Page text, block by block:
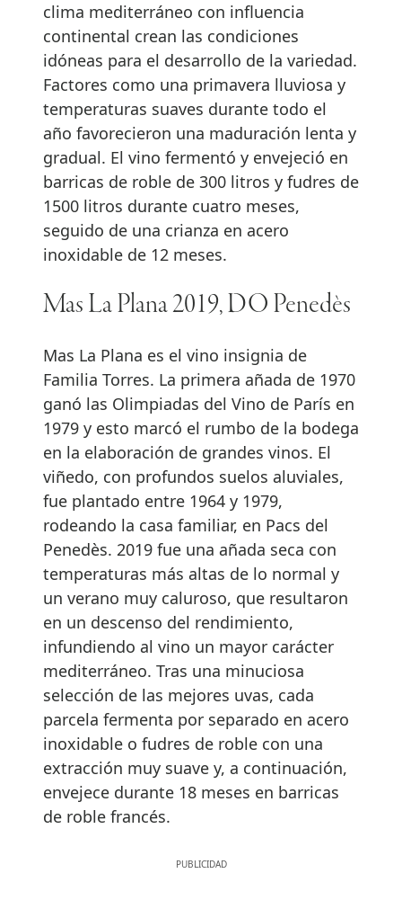
clima mediterráneo con influencia
continental crean las condiciones
idóneas para el desarrollo de la variedad.
Factores como una primavera lluviosa y
temperaturas suaves durante todo el
año favorecieron una maduración lenta y
gradual. El vino fermentó y envejeció en
barricas de roble de 300 litros y fudres de
1500 litros durante cuatro meses,
seguido de una crianza en acero
inoxidable de 12 meses.
Mas La Plana 2019, DO Penedès
Mas La Plana es el vino insignia de
Familia Torres. La primera añada de 1970
ganó las Olimpiadas del Vino de París en
1979 y esto marcó el rumbo de la bodega
en la elaboración de grandes vinos. El
viñedo, con profundos suelos aluviales,
fue plantado entre 1964 y 1979,
rodeando la casa familiar, en Pacs del
Penedès. 2019 fue una añada seca con
temperaturas más altas de lo normal y
un verano muy caluroso, que resultaron
en un descenso del rendimiento,
infundiendo al vino un mayor carácter
mediterráneo. Tras una minuciosa
selección de las mejores uvas, cada
parcela fermenta por separado en acero
inoxidable o fudres de roble con una
extracción muy suave y, a continuación,
envejece durante 18 meses en barricas
de roble francés.